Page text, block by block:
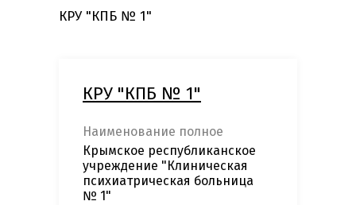
КРУ "КПБ № 1"
КРУ "КПБ № 1"
Наименование полное
Крымское республиканское
учреждение "Клиническая
психиатрическая больница
№ 1"